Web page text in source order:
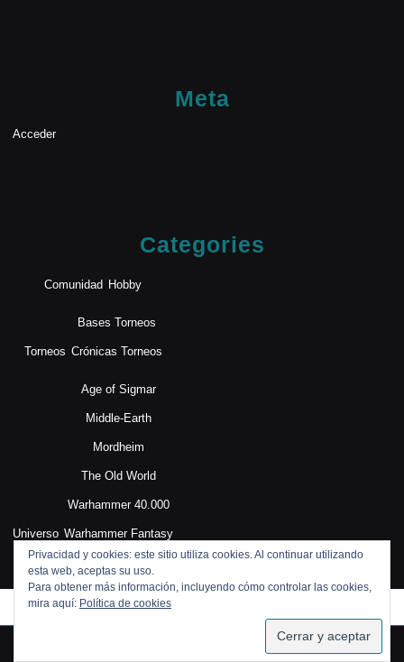
Meta
Acceder
Categories
Comunidad Hobby
Torneos
Bases Torneos
Crónicas Torneos
Universo
Age of Sigmar
Middle-Earth
Mordheim
The Old World
Warhammer 40.000
Warhammer Fantasy
By VWThemes
SUSCRIBIRSE
Privacidad y cookies: este sitio utiliza cookies. Al continuar utilizando
esta web, aceptas su uso.
Para obtener más información, incluyendo cómo controlar las cookies,
mira aquí: Política de cookies